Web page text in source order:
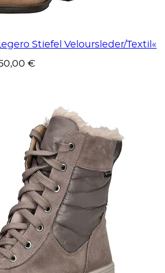
Stiefel Veloursleder/Textil«
€